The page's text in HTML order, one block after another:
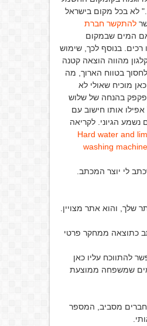
לא בכל מקום בישראל
להתקשר חברת
המים שבמקום
רכים. בנוסף לכך, שימוש
מהווה הוצאה קטנה
בטווח הארוך, מה
מוכיח שאולי לא
בהנחה של שלוש
אפילו אותו חישוב עם
נשמע הגיוני. לקריאה
Hard water and
washing
לי יוצר המכתב.
שלך, והוא אתר מצויין.
כתוצאה ממחקר פרטי
להתווכח עליו כאן
שמשפחה ממוצעת
מסביב, המספר